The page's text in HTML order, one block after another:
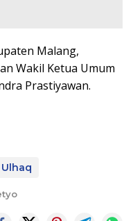
Malang,
Wakil Ketua Umum
Prastiyawan.